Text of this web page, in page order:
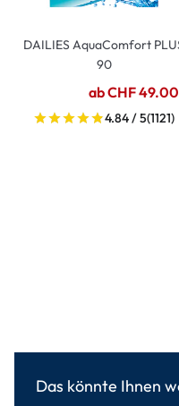
DAILIES AquaComfort
90
ab CHF 49.00
4.84 / 5(1121)
Das könnte Ihnen